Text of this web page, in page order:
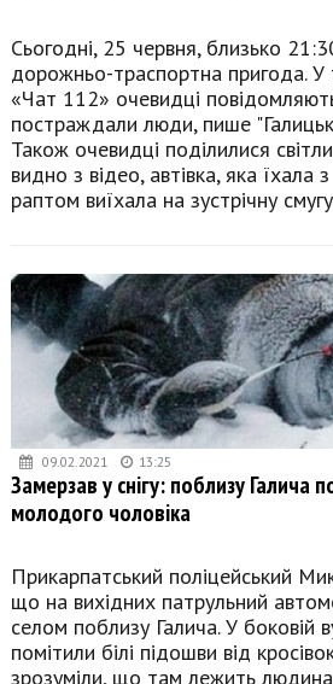
Сьогодні, 25 червня, близько
дорожньо-траспортна пригода. У
«Чат 112» очевидці
постраждали люди, пише
Також очевидці поділилися
видно з відео, автівка, яка їхала
раптом виїхала на зустрічну смугу
09.02.2021 13:25
Замерзав у снігу: поблизу Галича
молодого чоловіка
Прикарпатський поліцейський
що на вихідних патрульний
селом поблизу Галича. У боковій
помітили білі підошви від
зрозуміли, що там лежить